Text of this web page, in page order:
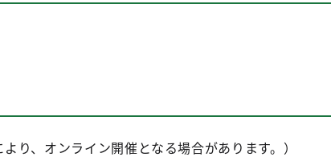
り、オンライン開催となる場合があります。）